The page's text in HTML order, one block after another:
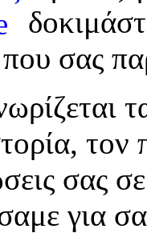
που σας
τον
σας
για